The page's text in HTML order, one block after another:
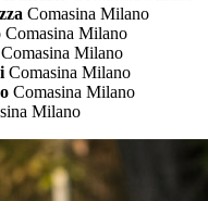
Comasina Milano
Comasina Milano
Comasina Milano
Comasina Milano
Comasina Milano
Milano